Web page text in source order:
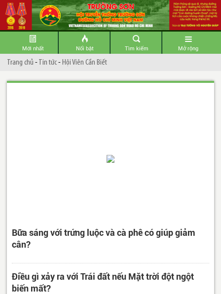
Mới nhất Nổi bật Tìm kiếm Mở rộng
Trang chủ -Tin tức- Hội Viên Cần Biết
Bữa sáng với trứng luộc và cà phê có giúp giảm
cân?
Điều gì xảy ra với Trái đất nếu Mặt trời đột ngột
biến mất?